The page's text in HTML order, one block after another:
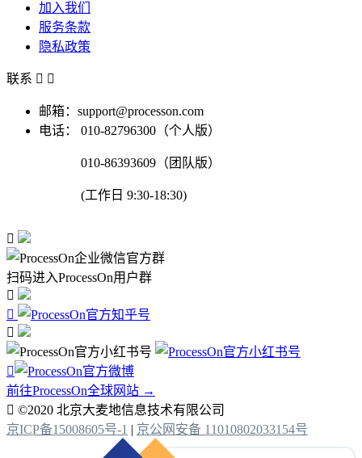
加入我们
服务条款
隐私政策
联系  
邮箱：support@processon.com
电话：
010-82796300（个人版）
010-86393609（团队版）
(工作日 9:30-18:30)

扫码进入ProcessOn用户群




前往ProcessOn全球网站 →
 ©2020 北京大麦地信息技术有限公司
京ICP备15008605号-1 | 京公网安备 11010802033154号